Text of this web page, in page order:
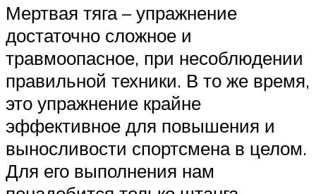
Мертвая тяга – упражнение
достаточно сложное и
травмоопасное, при несоблюдении
правильной техники. В то же время,
это упражнение крайне
эффективное для повышения и
выносливости спортсмена в целом.
Для его выполнения нам